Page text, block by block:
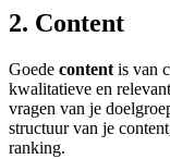
2. Content
Goede content is van
kwalitatieve en
vragen van je
structuur van je
ranking.